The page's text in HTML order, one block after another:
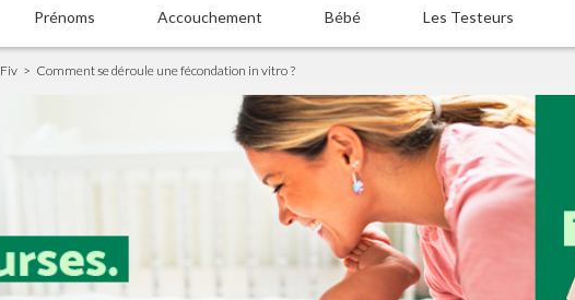
Prénoms Accouchement Bébé Les Testeurs
Fiv Comment se déroule une fécondation in vitro ?